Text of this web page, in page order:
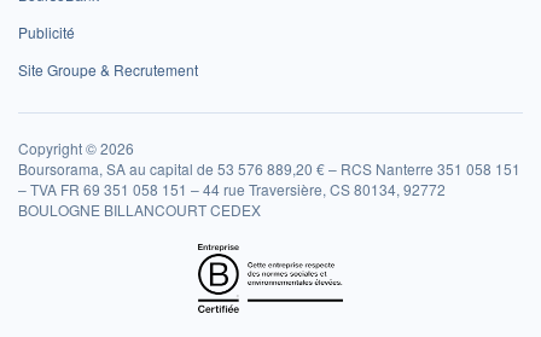
Publicité
Site Groupe & Recrutement
Copyright © 2026
Boursorama, SA au capital de 53 576 889,20 € – RCS Nanterre 351 058 151
– TVA FR 69 351 058 151 – 44 rue Traversière, CS 80134, 92772
BOULOGNE BILLANCOURT CEDEX